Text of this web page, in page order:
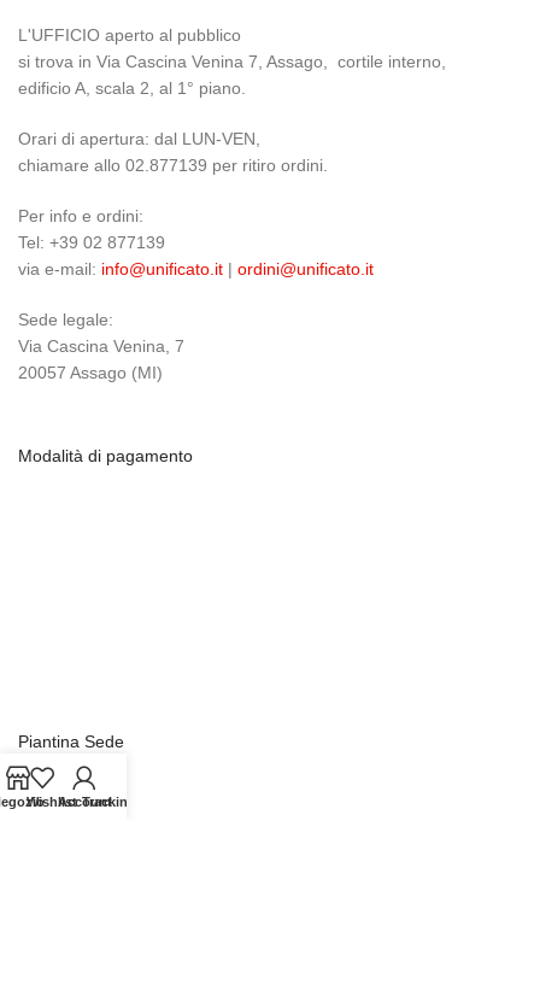
L'UFFICIO aperto al pubblico
si trova in Via Cascina Venina 7, Assago, cortile interno,
edificio A, scala 2, al 1° piano.
Orari di apertura: dal LUN-VEN,
chiamare allo 02.877139 per ritiro ordini.
Per info e ordini:
Tel: +39 02 877139
via e-mail: info@unificato.it | ordini@unificato.it
Sede legale:
Via Cascina Venina, 7
20057 Assago (MI)
Modalità di pagamento
Piantina Sede
WishlistAccount
Tracking